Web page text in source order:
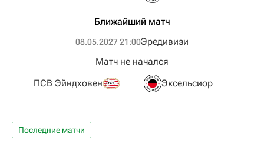
Ближайший матч
08.05.2027 21:00Эредивизи
ПСВ Эйндховен
Матч не начался
Эксельсиор
Последние матчи